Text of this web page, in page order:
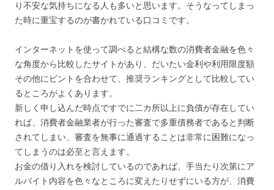
り不安な気持ちになる人も多いと思います。そうなってしまっ
た時に重宝するのが書かれている口コミです。
インターネットを使って調べると結構な数の消費者金融を色々
な角度から比較したサイトがあり、だいたい金利や利用限度額
その他にピントを合わせて、推奨ランキングとして比較してい
るところがよくあります。
新しく申し込んだ時点ですでに二カ所以上に負債が存在してい
れば、消費者金融業者が行った審査で多重債務者であると判断
されてしまい、審査を無事に通過することは非常に困難になっ
てしまうのは必至と言えます。
お金の借り入れを検討しているのであれば、手当たり次第にア
ルバイト内容を色々なところに変えたりせずにいる方が、消費